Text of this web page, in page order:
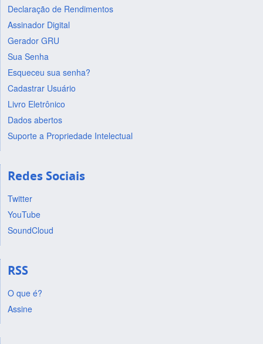
Declaração de Rendimentos
Assinador Digital
Gerador GRU
Sua Senha
Esqueceu sua senha?
Cadastrar Usuário
Livro Eletrônico
Dados abertos
Suporte a Propriedade Intelectual
Redes Sociais
Twitter
YouTube
SoundCloud
RSS
O que é?
Assine